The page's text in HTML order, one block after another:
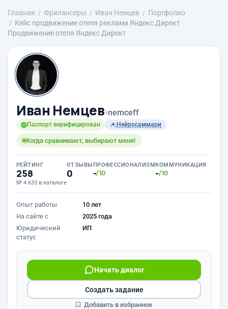
Главная Фрилансеры Иван Немцев
Портфолио
Кейс продвижение отеля реклама Яндекс Директ
Продвижение отеля Яндекс Директ
Иван Немцев›nemceff
Паспорт верифицирован Нейросаммари
Когда сравнивают, выбирают меня!
РЕЙТИНГ
258
№ 4 633 в каталоге
ОТЗЫВЫ
0
ПРОФЕССИОНАЛИЗМ
-/10
КОММУНИКАЦИЯ
-/10
Опыт работы
10 лет
На сайте с
2025 года
Юридический
статус
ИП
Начать диалог
Создать задание
Добавить в избранное